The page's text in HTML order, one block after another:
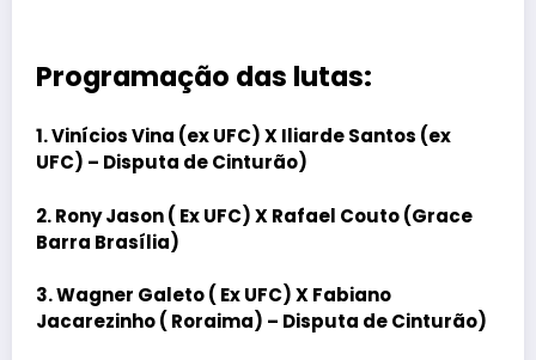
Programação das lutas:
1. Vinícios Vina (ex UFC) X Iliarde Santos (ex
UFC) – Disputa de Cinturão)
2. Rony Jason ( Ex UFC) X Rafael Couto (Grace
Barra Brasília)
3. Wagner Galeto ( Ex UFC) X Fabiano
Jacarezinho ( Roraima) – Disputa de Cinturão)